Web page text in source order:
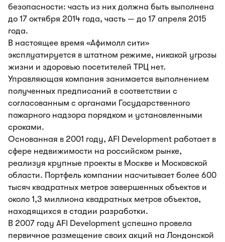
безопасности: часть из них должна быть выполнена
до 17 октября 2014 года, часть — до 17 апреля 2015
года.
В настоящее время «Афимолл сити»
эксплуатируется в штатном режиме, никакой угрозы
жизни и здоровью посетителей ТРЦ нет.
Управляющая компания занимается выполнением
полученных предписаний в соответствии с
согласованным с органами Государственного
пожарного надзора порядком и установленными
сроками.
Основанная в 2001 году, AFI Development работает в
сфере недвижимости на российском рынке,
реализуя крупные проекты в Москве и Московской
области. Портфель компании насчитывает более 600
тысяч квадратных метров завершенных объектов и
около 1,3 миллиона квадратных метров объектов,
находящихся в стадии разработки.
В 2007 году AFI Development успешно провела
первичное размещение своих акций на Лондонской